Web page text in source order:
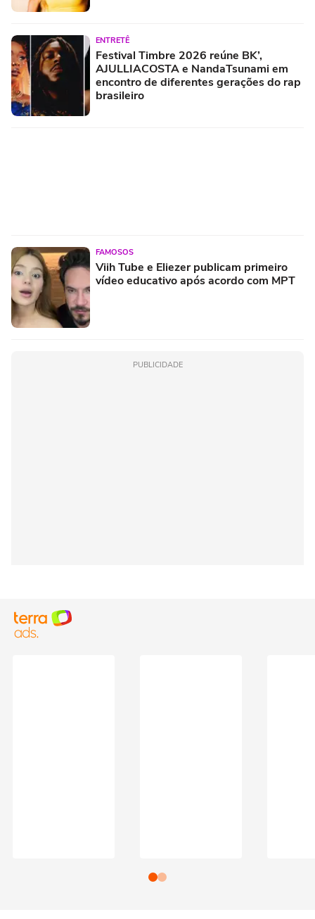
ENTRETÊ
Festival Timbre 2026 reúne BK’,
AJULLIACOSTA e NandaTsunami em
encontro de diferentes gerações do rap
brasileiro
FAMOSOS
Viih Tube e Eliezer publicam primeiro
vídeo educativo após acordo com MPT
PUBLICIDADE